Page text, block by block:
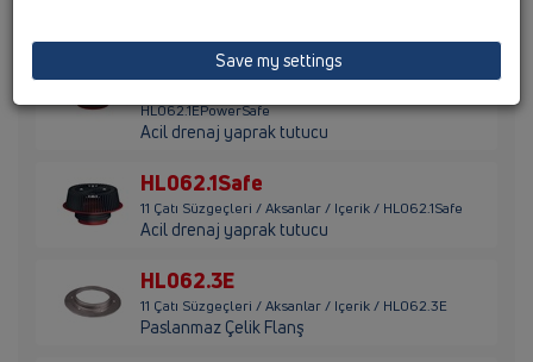
HL062.1EPowerSafe
HL062.1EPowerSafe
Acil drenaj yaprak tutucu
HL062.1Safe
11 Çatı Süzgeçleri / Aksanlar / Içerik / HL062.1Safe
Acil drenaj yaprak tutucu
HL062.3E
11 Çatı Süzgeçleri / Aksanlar / Içerik / HL062.3E
Paslanmaz Çelik Flanş
Save my settings